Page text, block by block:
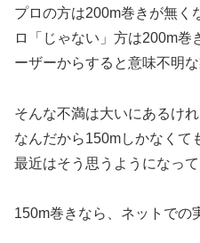
プロの方は200m巻きが無く
ロ「じゃない」方は200m巻
ーザーからすると意味不明
そんな不満は大いにあるけ
なんだから150mしかなくて
最近はそう思うようになって
150m巻きなら、ネットでの